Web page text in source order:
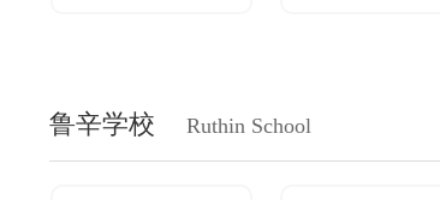
鲁辛学校 Ruthin School